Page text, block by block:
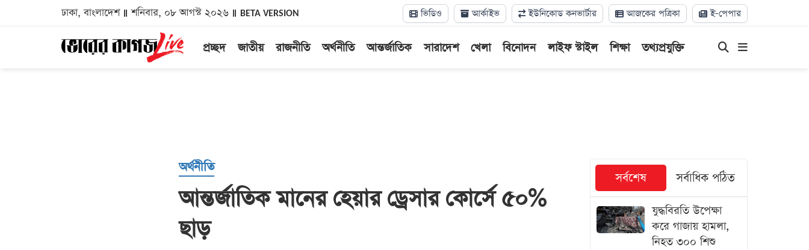
ঢাকা, বাংলাদেশ শনিবার, ০৮ আগস্ট ২০২৬ BETA VERSION ভিডিও আর্কাইভ ইউনিকোড কনভার্টার আজকের পত্রিকা ই-পেপার
প্রচ্ছদ জাতীয় রাজনীতি অর্থনীতি আন্তর্জাতিক সারাদেশ খেলা বিনোদন লাইফ স্টাইল শিক্ষা তথ্যপ্রযুক্তি
অর্থনীতি
আন্তর্জাতিক মানের হেয়ার ড্রেসার কোর্সে ৫০%
ছাড়
সর্বশেষ সর্বাধিক পঠিত
যুদ্ধবিরতি উপেক্ষা
করে গাজায় হামলা,
নিহত ৩০০ শিশু